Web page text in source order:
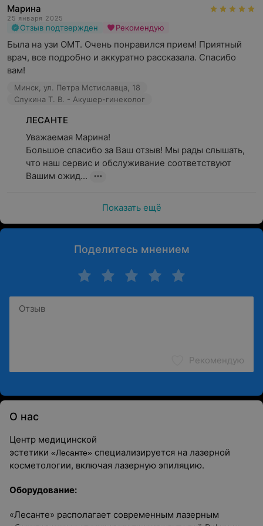
Марина
25 января 2025
Отзыв подтвержден Рекомендую
Была на узи ОМТ. Очень понравился прием! Приятный
врач, все подробно и аккуратно рассказала. Спасибо
вам!
Минск, ул. Петра Мстиславца, 18
Слукина Т. В. - Акушер-гинеколог
ЛЕСАНТЕ
Уважаемая Марина!
Большое спасибо за Ваш отзыв! Мы рады слышать,
что наш сервис и обслуживание соответствуют
Вашим ожид...
Показать ещё
Поделитесь мнением
Рекомендую
О нас
Центр медицинской
эстетики «Лесанте» специализируется на лазерной
косметологии, включая лазерную эпиляцию.
Оборудование:
«Лесанте» располагает современным лазерным